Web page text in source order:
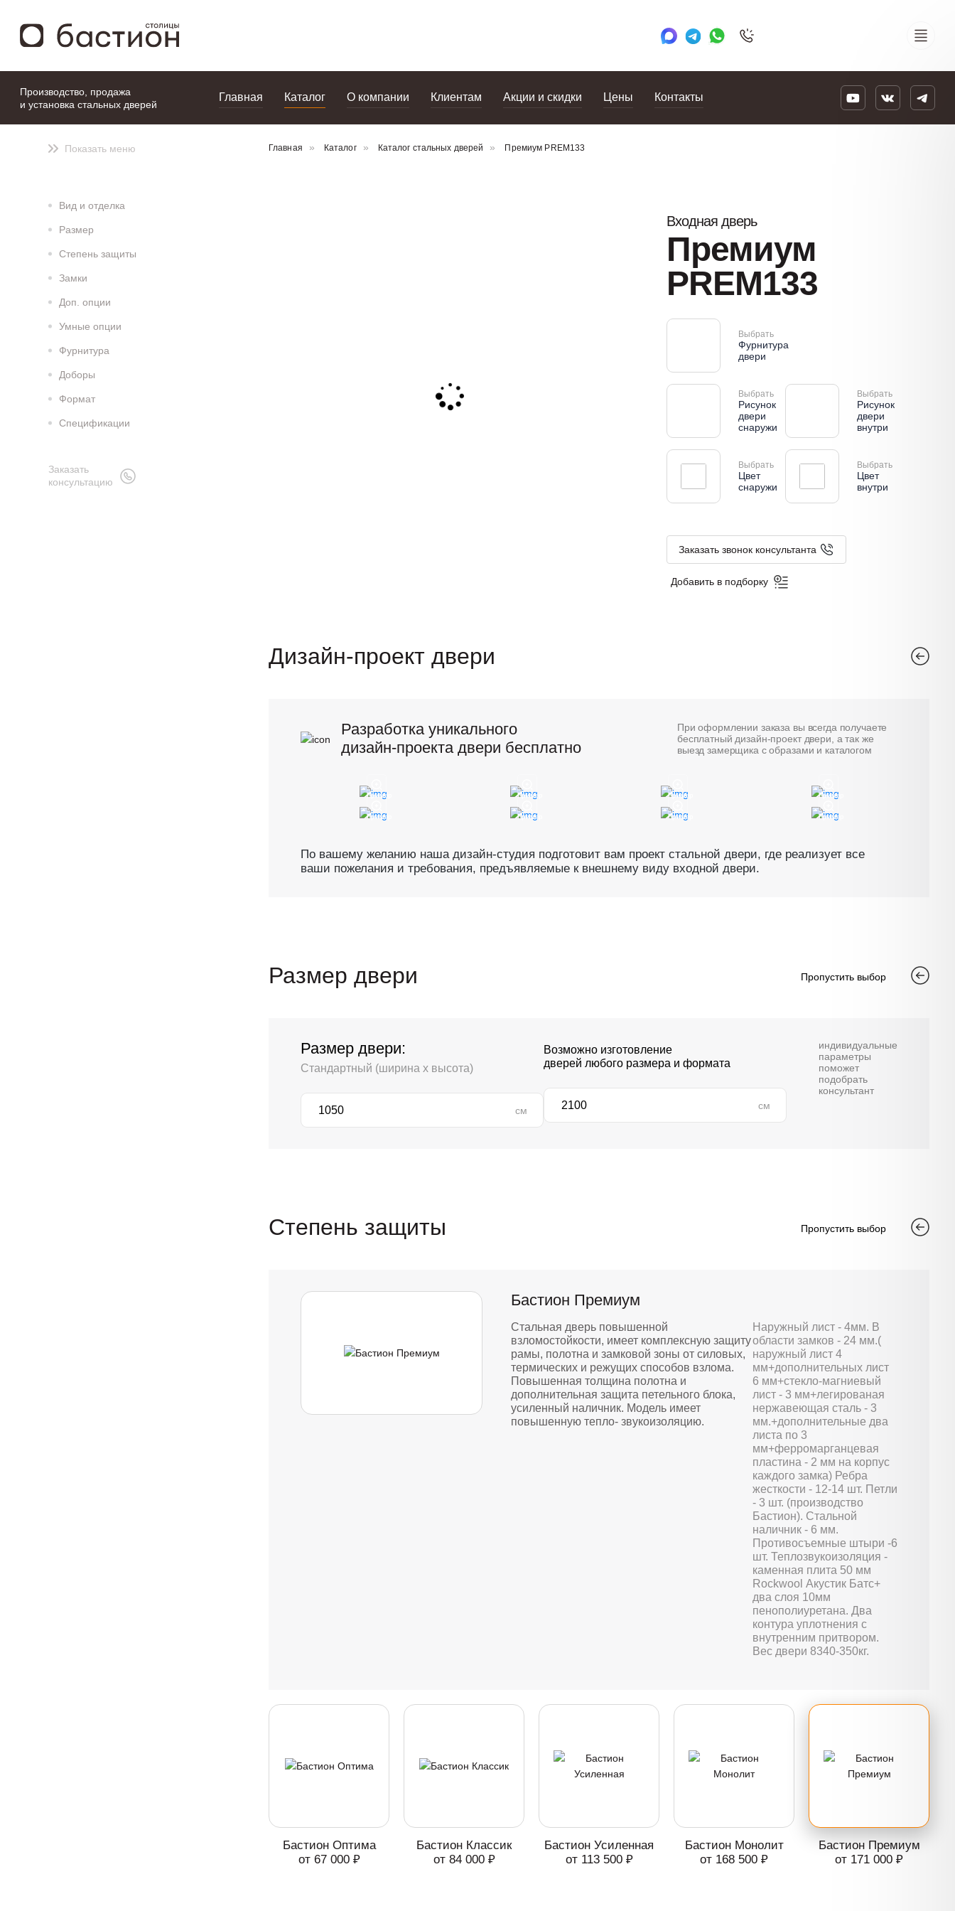
Производство, продажа
и установка стальных дверей
Главная Каталог О компании Клиентам Акции и скидки Цены Контакты
Показать меню
Вид и отделка
Размер
Степень защиты
Замки
Доп. опции
Умные опции
Фурнитура
Доборы
Формат
Спецификации
Заказать
консультацию
Главная Каталог Каталог стальных дверей Премиум PREM133
Входная дверь
Премиум
PREM133
Выбрать
Фурнитура
двери
Выбрать
Рисунок
двери
снаружи
Выбрать
Рисунок
двери
внутри
Выбрать
Цвет
снаружи
Выбрать
Цвет
внутри
Заказать звонок консультанта
Дизайн-проект двери
Разработка уникального
дизайн-проекта двери бесплатно
При оформлении заказа вы всегда получаете
бесплатный дизайн-проект двери, а так же
выезд замерщика с образами и каталогом
Пример Пример Пример Пример
Пример Пример Пример Пример
По вашему желанию наша дизайн-студия подготовит вам проект стальной двери, где реализует все
ваши пожелания и требования, предъявляемые к внешнему виду входной двери.
Размер двери Пропустить выбор
Размер двери:
Стандартный (ширина х высота)
см
Возможно изготовление
дверей любого размера и формата
см
индивидуальные
параметры
поможет
подобрать
консультант
Степень защиты Пропустить выбор
Бастион Премиум
Стальная дверь повышенной
взломостойкости, имеет комплексную защиту
рамы, полотна и замковой зоны от силовых,
термических и режущих способов взлома.
Повышенная толщина полотна и
дополнительная защита петельного блока,
усиленный наличник. Модель имеет
повышенную тепло- звукоизоляцию.
Наружный лист - 4мм. В
области замков - 24 мм.(
наружный лист 4
мм+дополнительных лист
6 мм+стекло-магниевый
лист - 3 мм+легированая
нержавеющая сталь - 3
мм.+дополнительные два
листа по 3
мм+ферромарганцевая
пластина - 2 мм на корпус
каждого замка) Ребра
жесткости - 12-14 шт. Петли
- 3 шт. (производство
Бастион). Стальной
наличник - 6 мм.
Противосъемные штыри -6
шт. Теплозвукоизоляция -
каменная плита 50 мм
Rockwool Акустик Батс+
два слоя 10мм
пенополиуретана. Два
контура уплотнения с
внутренним притвором.
Вес двери 8340-350кг.
Бастион Оптима
от 67 000 ₽
Бастион Классик
от 84 000 ₽
Бастион Усиленная
от 113 500 ₽
Бастион Монолит
от 168 500 ₽
Бастион Премиум
от 171 000 ₽